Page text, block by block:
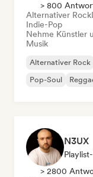
> 800
Alternativer Rock
Indie-Pop
Nehme Künstler
Musik
Alternativer Rock
Pop-Soul
N3UX
> 2800